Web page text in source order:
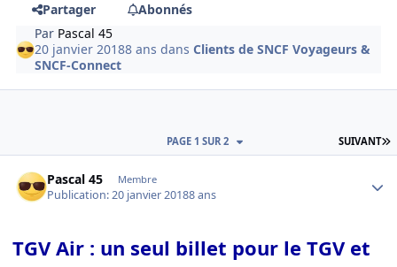
Partager
Abonnés
Par Pascal 45
20 janvier 20188 ans dansClients de SNCF Voyageurs &
SNCF-Connect
SUIVANT
PAGE 1 SUR 2
Pascal 45 Membre
Publication:20 janvier 20188 ans
TGV Air : un seul billet pour le TGV et